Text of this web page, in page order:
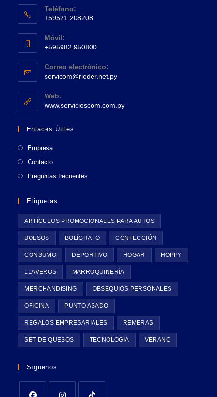
abre
una
nueva
Teléfono:
+59521 208208
abre
en
tu
aplicación
Móvil:
+595982 950800
abre
en
tu
aplicación
Correo electrónico:
servicom@rieder.net.pySe
aplicación
Web:
www.servicioscom.com.pySe
Enlaces Útiles
Empresa
Contacto
Preguntas frecuentes
Etiquetas
ARTÍCULOS PROMOCIONALES PARA AUTOS
BOLSOS BOLÍGRAFO CONFECCIÓN
CONSUMO DEPORTIVO HOGAR HOPPY
LLAVEROS MARROQUINERÍA
MERCHANDISING OBSEQUIOS PERSONALES
OFICINA PUNTO ASADO
REGALOS EMPRESARIALES REMERAS
SET DE QUESOS TECNOLOGÍA VERANO
Síguenos